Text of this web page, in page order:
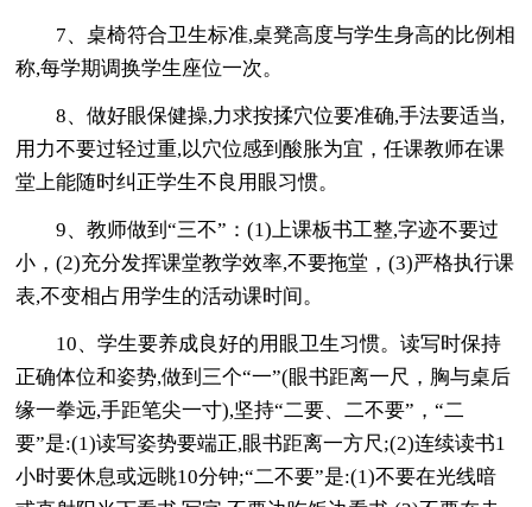
7、桌椅符合卫生标准,桌凳高度与学生身高的比例相
称,每学期调换学生座位一次。
8、做好眼保健操,力求按揉穴位要准确,手法要适当,
用力不要过轻过重,以穴位感到酸胀为宜，任课教师在课
堂上能随时纠正学生不良用眼习惯。
9、教师做到“三不”：(1)上课板书工整,字迹不要过
小，(2)充分发挥课堂教学效率,不要拖堂，(3)严格执行课
表,不变相占用学生的活动课时间。
10、学生要养成良好的用眼卫生习惯。读写时保持
正确体位和姿势,做到三个“一”(眼书距离一尺，胸与桌后
缘一拳远,手距笔尖一寸),坚持“二要、二不要”，“二
要”是:(1)读写姿势要端正,眼书距离一方尺;(2)连续读书1
小时要休息或远眺10分钟;“二不要”是:(1)不要在光线暗